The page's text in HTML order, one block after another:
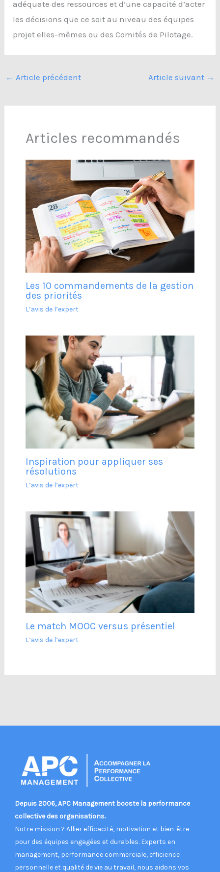
adéquate des ressources et d’une capacité d’acter
les décisions que ce soit au niveau des équipes
projet elles-mêmes ou des Comités de Pilotage.
← Article précédent Article suivant →
Articles recommandés
Les 10 commandements de la gestion
des priorités
L’avis de l’expert
Inspiration pour appliquer ses
résolutions
L’avis de l’expert
Le match MOOC versus présentiel
L’avis de l’expert
Depuis 2006, APC Management booste la performance
collective des organisations.
Notre mission ? Allier efficacité, motivation et bien-être
pour des équipes engagées et durables. Experts en
management, performance commerciale, efficience
personnelle et qualité de vie au travail, nous aidons vos